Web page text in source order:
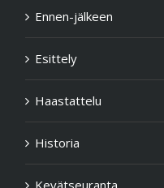
Ennen-jälkeen
Esittely
Haastattelu
Historia